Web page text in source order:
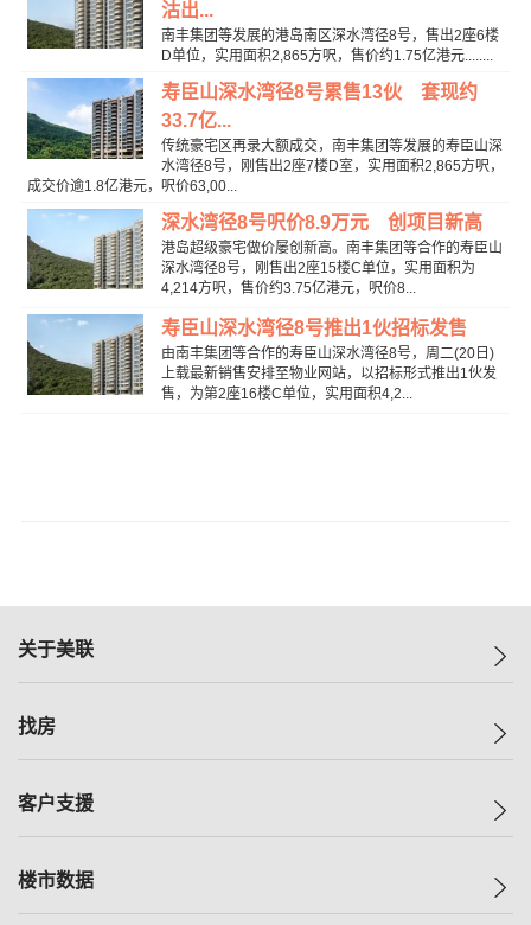
沽出...
南丰集团等发展的港岛南区深水湾径8号，售出2座6楼
D单位，实用面积2,865方呎，售价约1.75亿港元........
寿臣山深水湾径8号累售13伙 套现约
33.7亿...
传统豪宅区再录大额成交，南丰集团等发展的寿臣山深
水湾径8号，刚售出2座7楼D室，实用面积2,865方呎，
成交价逾1.8亿港元，呎价63,00...
深水湾径8号呎价8.9万元 创项目新高
港岛超级豪宅做价屡创新高。南丰集团等合作的寿臣山
深水湾径8号，刚售出2座15楼C单位，实用面积为
4,214方呎，售价约3.75亿港元，呎价8...
寿臣山深水湾径8号推出1伙招标发售
由南丰集团等合作的寿臣山深水湾径8号，周二(20日)
上载最新销售安排至物业网站，以招标形式推出1伙发
售，为第2座16楼C单位，实用面积4,2...
关于美联
美联集团
人才招募
找房
一手新房
减价
客户支援
自助放盘
楼市数据